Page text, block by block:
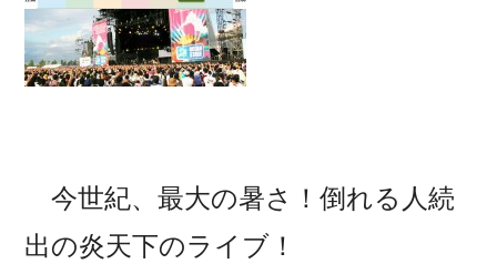
今世紀、最大の暑さ！倒れる人続
出の炎天下のライブ！